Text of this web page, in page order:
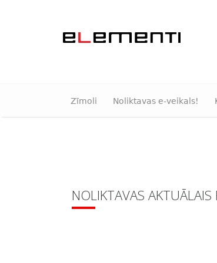
Zīmoli Noliktavas e-veikals!
NOLIKTAVAS AKTUĀLAIS